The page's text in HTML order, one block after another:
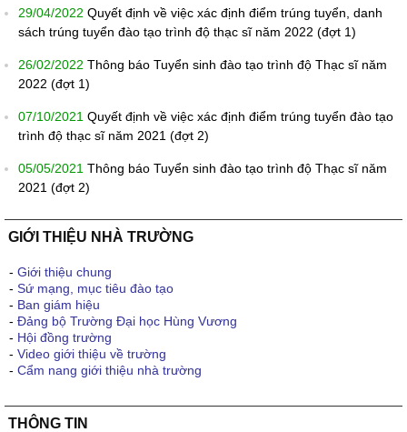
29/04/2022 Quyết định về việc xác định điểm trúng tuyển, danh
sách trúng tuyển đào tạo trình độ thạc sĩ năm 2022 (đợt 1)
26/02/2022 Thông báo Tuyển sinh đào tạo trình độ Thạc sĩ năm
2022 (đợt 1)
07/10/2021 Quyết định về việc xác định điểm trúng tuyển đào tạo
trình độ thạc sĩ năm 2021 (đợt 2)
05/05/2021 Thông báo Tuyển sinh đào tạo trình độ Thạc sĩ năm
2021 (đợt 2)
GIỚI THIỆU NHÀ TRƯỜNG
- Giới thiệu chung
- Sứ mạng, mục tiêu đào tạo
- Ban giám hiệu
- Đảng bộ Trường Đại học Hùng Vương
- Hội đồng trường
- Video giới thiệu về trường
- Cẩm nang giới thiệu nhà trường
THÔNG TIN